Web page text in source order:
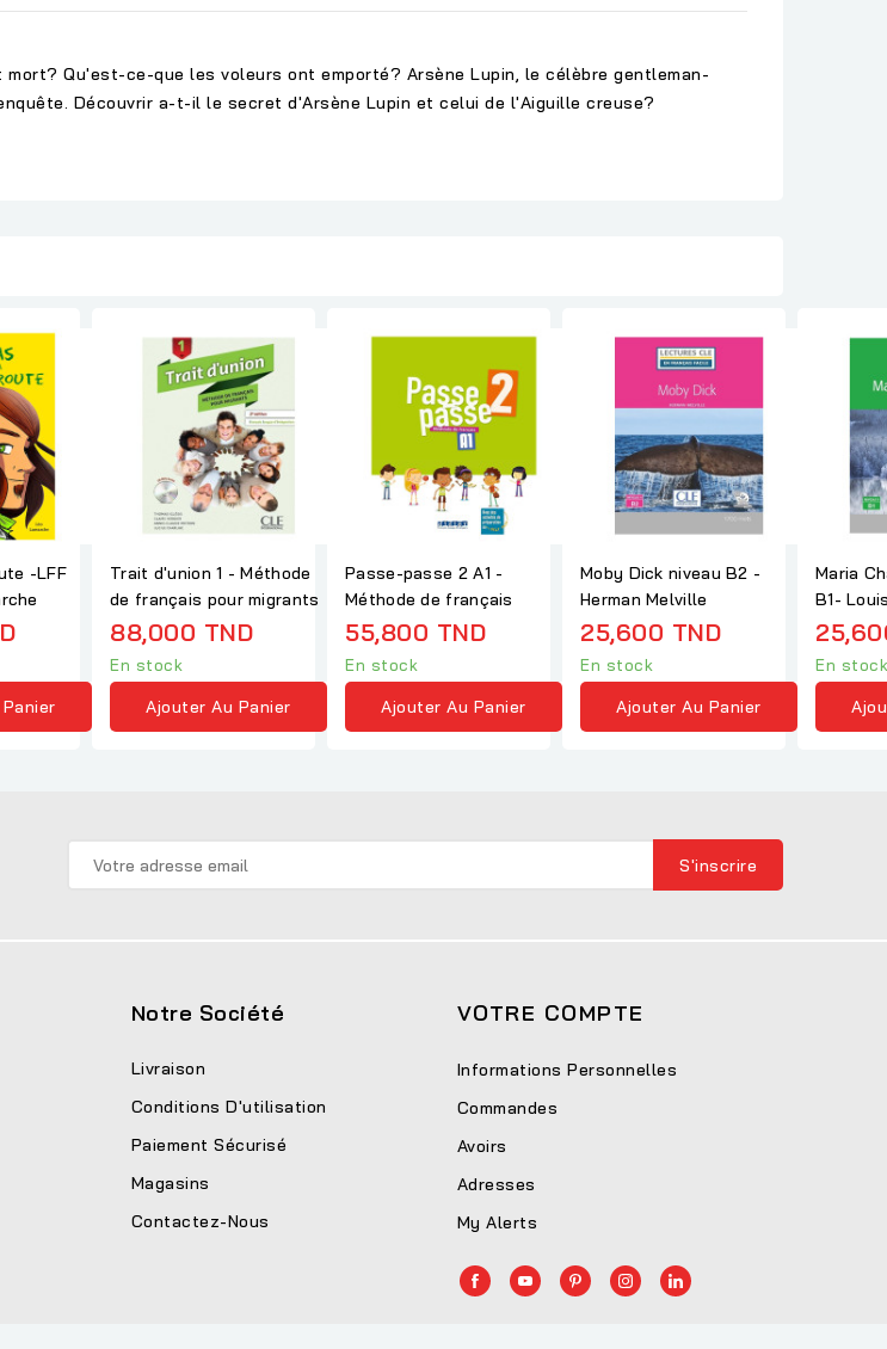
Qu'est-ce-que les voleurs ont emporté? Arsène Lupin, le célèbre gentleman-
Découvrir a-t-il le secret d'Arsène Lupin et celui de l'Aiguille creuse?
-LFF
Trait d'union 1 - Méthode
de français pour migrants
88,000 TND
En stock
Ajouter Au Panier
Passe-passe 2 A1 -
Méthode de français
55,800 TND
En stock
Ajouter Au Panier
Moby Dick niveau B2 -
Herman Melville
25,600 TND
En stock
Ajouter Au Panier
Maria
B1-
En stock
Notre Société
Livraison
Conditions D'utilisation
Paiement Sécurisé
Magasins
Contactez-Nous
VOTRE COMPTE
Informations Personnelles
Commandes
Avoirs
Adresses
My Alerts